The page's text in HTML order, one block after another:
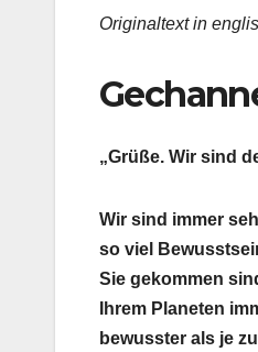
Originaltext in
„Grüße. Wir sind
Wir sind immer
so viel
Sie gekommen
Ihrem Planeten
bewusster als je